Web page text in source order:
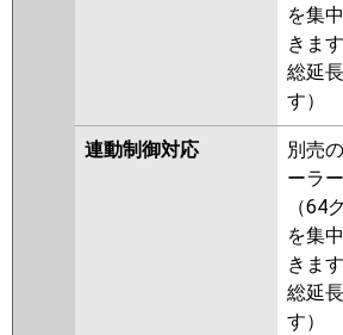
を集
きま
総延
す）
連動制御対応
別売
ーラ
（64
を集
きま
総延
す）